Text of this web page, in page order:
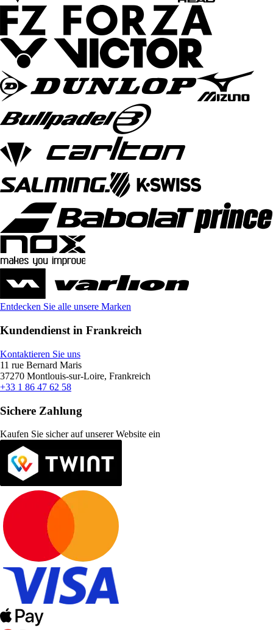
Entdecken Sie alle unsere Marken
Kundendienst in Frankreich
Kontaktieren Sie uns
11 rue Bernard Maris
37270 Montlouis-sur-Loire, Frankreich
+33 1 86 47 62 58
Sichere Zahlung
Kaufen Sie sicher auf unserer Website ein